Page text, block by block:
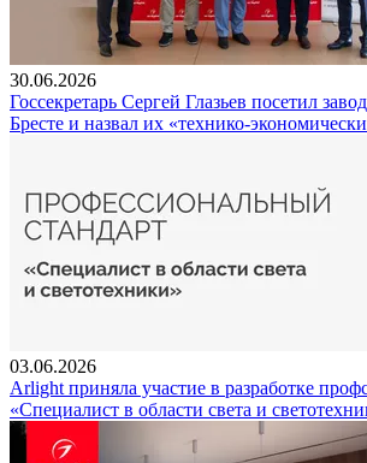
30.06.2026
Госсекретарь Сергей Глазьев посетил
Бресте и назвал их «технико-
03.06.2026
Arlight приняла участие в разработке
«Специалист в области света и